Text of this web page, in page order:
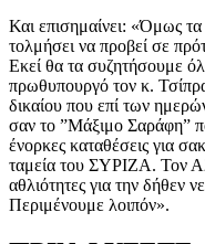
Και επισημαίνει: «Όμως
τολμήσει να προβεί σε
Εκεί θα τα συζητήσουμε
πρωθυπουργό τον κ.
δικαίου που επί των
σαν το ”Μάξιμο Σαράφη”
ένορκες καταθέσεις για
ταμεία του ΣΥΡΙΖΑ. Τον
αθλιότητες για την δήθεν
Περιμένουμε λοιπόν».